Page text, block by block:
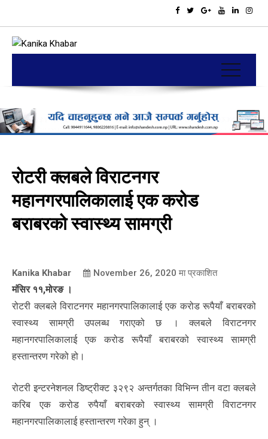
रोटरी क्लबले विराटनगर
महानगरपालिकालाई एक करोड
बराबरको स्वास्थ्य सामग्री
Kanika Khabar November 26, 2020 मा प्रकाशित
मंसिर ११,मोरङ ।
रोटरी क्लबले विराटनगर महानगरपालिकालाई एक करोड रूपैयाँ बराबरको
स्वास्थ्य सामग्री उपलब्ध गराएको छ । क्लबले विराटनगर
महानगरपालिकालाई एक करोड रूपैयाँ बराबरको स्वास्थ्य सामग्री
हस्तान्तरण गरेको हो।
रोटरी इन्टरनेशनल डिष्ट्रीक्ट ३२९२ अन्तर्गतका विभिन्न तीन वटा क्लबले
करिब एक करोड रुपैयाँ बराबरको स्वास्थ्य सामग्री विराटनगर
महानगरपालिकालाई हस्तान्तरण गरेका हुन् ।